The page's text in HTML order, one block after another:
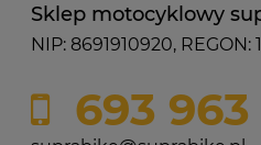
Sklep motocyklowy
NIP: 8691910920, REGON:
693